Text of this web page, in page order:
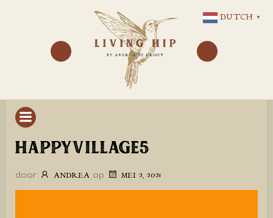
NAAR
DE
INHOUD
HAPPYVILLAGE5
door ANDREA op MEI 2, 2021
DUTCH ▼